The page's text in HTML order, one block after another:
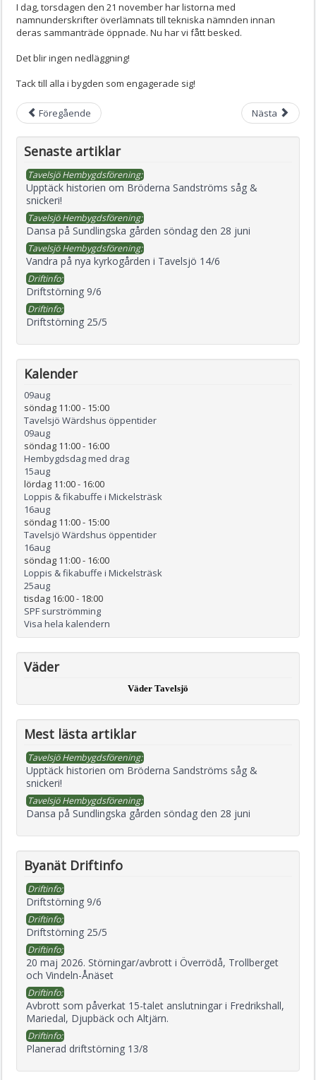
I dag, torsdagen den 21 november har listorna med
namnunderskrifter överlämnats till tekniska nämnden innan
deras sammanträde öppnade. Nu har vi fått besked.
Det blir ingen nedläggning!
Tack till alla i bygden som engagerade sig!
Föregående Nästa
Senaste artiklar
Tavelsjö Hembygdsförening:
Upptäck historien om Bröderna Sandströms såg &
snickeri!
Tavelsjö Hembygdsförening:
Dansa på Sundlingska gården söndag den 28 juni
Tavelsjö Hembygdsförening:
Vandra på nya kyrkogården i Tavelsjö 14/6
Driftinfo:
Driftstörning 9/6
Driftinfo:
Driftstörning 25/5
Kalender
09aug
söndag 11:00- 15:00
Tavelsjö Wärdshus öppentider
09aug
söndag 11:00- 16:00
Hembygdsdag med drag
15aug
lördag 11:00- 16:00
Loppis & fikabuffe i Mickelsträsk
16aug
söndag 11:00- 15:00
Tavelsjö Wärdshus öppentider
16aug
söndag 11:00- 16:00
Loppis & fikabuffe i Mickelsträsk
25aug
tisdag 16:00- 18:00
SPF surströmming
Visa hela kalendern
Väder
Väder Tavelsjö
Mest lästa artiklar
Tavelsjö Hembygdsförening:
Upptäck historien om Bröderna Sandströms såg &
snickeri!
Tavelsjö Hembygdsförening:
Dansa på Sundlingska gården söndag den 28 juni
Byanät Driftinfo
Driftinfo:
Driftstörning 9/6
Driftinfo:
Driftstörning 25/5
Driftinfo:
20 maj 2026. Störningar/avbrott i Överrödå, Trollberget
och Vindeln-Ånäset
Driftinfo:
Avbrott som påverkat 15-talet anslutningar i Fredrikshall,
Mariedal, Djupbäck och Altjärn.
Driftinfo:
Planerad driftstörning 13/8